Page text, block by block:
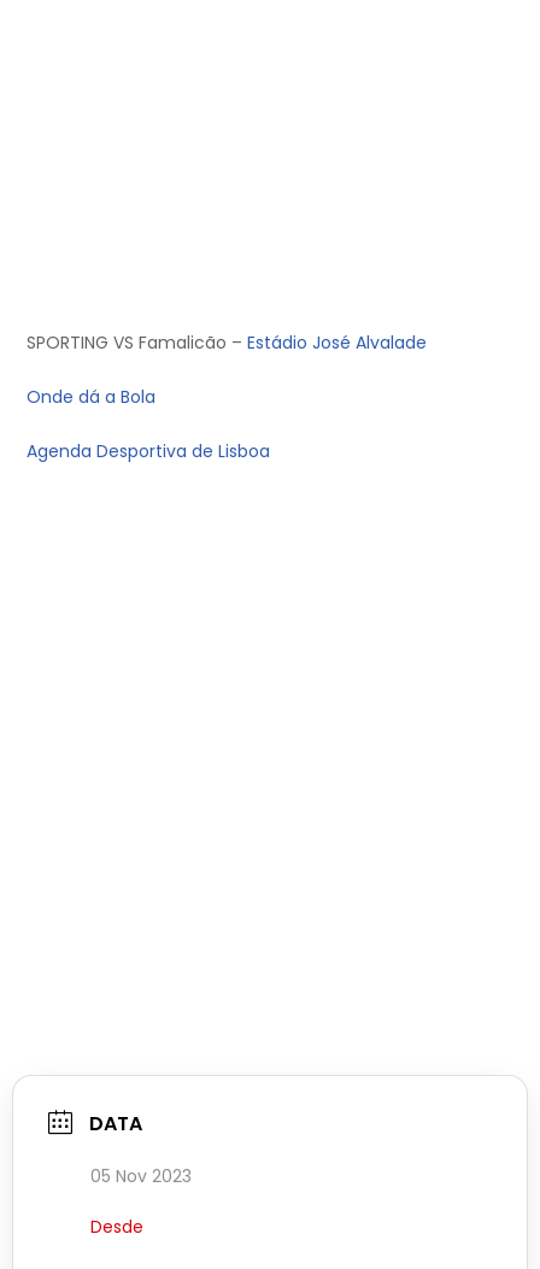
SPORTING VS Famalicão – Estádio José Alvalade
Onde dá a Bola
Agenda Desportiva de Lisboa
DATA
05 Nov 2023
Desde